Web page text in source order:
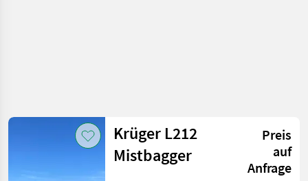
Krüger L212
Mistbagger
Preis
auf
Anfrage